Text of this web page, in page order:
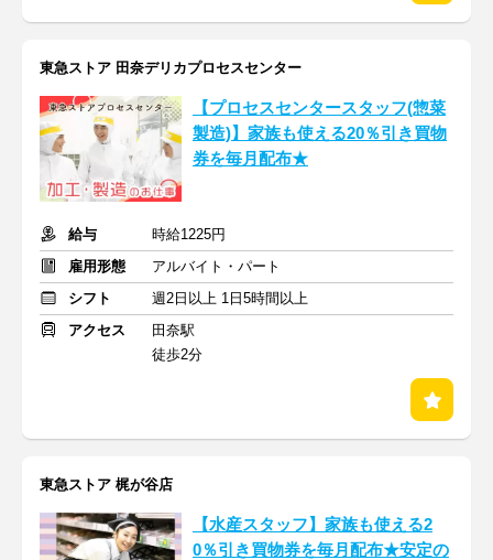
東急ストア 田奈デリカプロセスセンター
【プロセスセンタースタッフ(惣菜
製造)】家族も使える20％引き買物
券を毎月配布★
給与
時給1225円
雇用形態
アルバイト・パート
シフト
週2日以上 1日5時間以上
アクセス
田奈駅
徒歩2分
東急ストア 梶が谷店
【水産スタッフ】家族も使える2
0％引き買物券を毎月配布★安定の